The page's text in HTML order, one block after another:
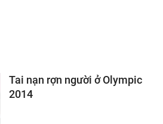
Tai nạn rợn người ở Olympic
2014